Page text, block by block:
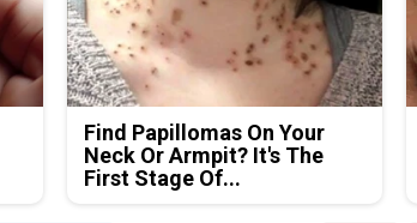
Find Papillomas On Your
Neck Or Armpit? It's The
First Stage Of...